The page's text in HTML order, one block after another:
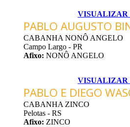
VISUALIZAR
PABLO AUGUSTO
CABANHA NONÔ ANGELO
Campo Largo - PR
Afixo: NONÔ ANGELO
VISUALIZAR
PABLO E DIEGO
CABANHA ZINCO
Pelotas - RS
Afixo: ZINCO